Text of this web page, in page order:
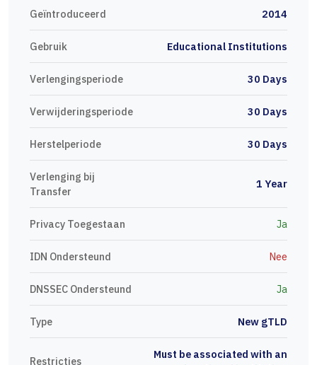
Geïntroduceerd 2014
Gebruik Educational Institutions
Verlengingsperiode 30 Days
Verwijderingsperiode 30 Days
Herstelperiode 30 Days
Verlenging bij
Transfer
1 Year
Privacy Toegestaan Ja
IDN Ondersteund Nee
DNSSEC Ondersteund Ja
Type New gTLD
Restricties
Must be associated with an